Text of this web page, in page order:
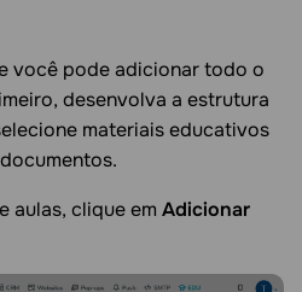
você pode adicionar todo o
desenvolva a estrutura
materiais educativos
aulas, clique em Adicionar